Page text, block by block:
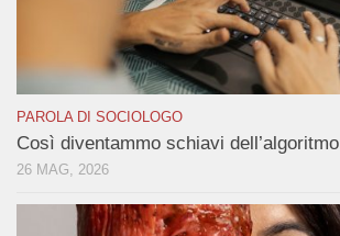
PAROLA DI SOCIOLOGO
Così diventammo schiavi dell’algoritmo
26 MAG, 2026